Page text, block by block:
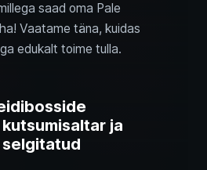
saad oma Pale
Vaatame täna, kuidas
edukalt toime tulla.
ja